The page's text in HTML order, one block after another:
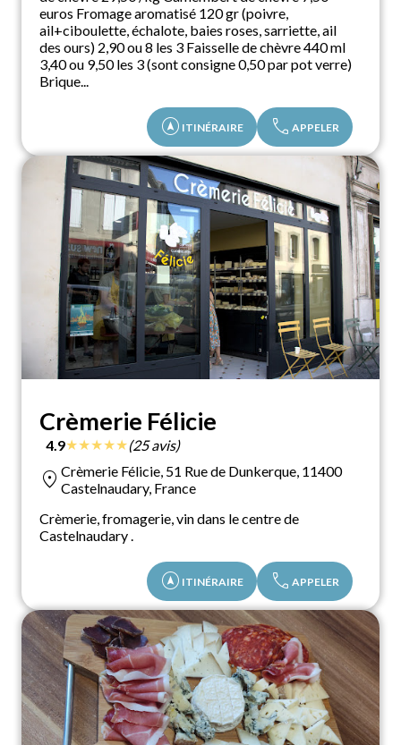
euros Fromage aromatisé 120 gr (poivre,
ail+ciboulette, échalote, baies roses, sarriette, ail
des ours) 2,90 ou 8 les 3 Faisselle de chèvre 440 ml
3,40 ou 9,50 les 3 (sont consigne 0,50 par pot verre)
Brique...
assistant_navigation ITINÉRAIRE call APPELER
Crèmerie Félicie
4.9★★★★★(25 avis)
location_on Crèmerie Félicie, 51 Rue de Dunkerque, 11400
Castelnaudary, France
Crèmerie, fromagerie, vin dans le centre de
Castelnaudary .
assistant_navigation ITINÉRAIRE call APPELER